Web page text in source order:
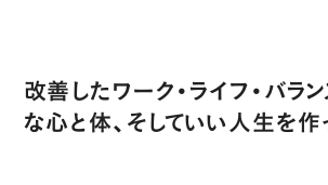
改善したワーク・ライフ・バラ
な心と体、そしていい人生を作